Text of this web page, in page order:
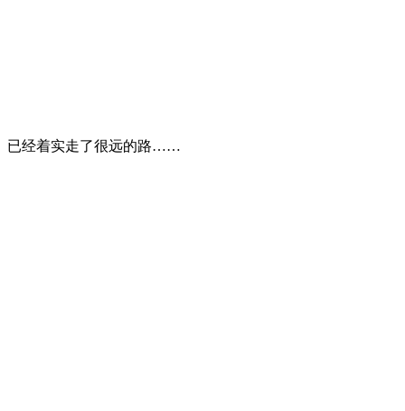
已经着实走了很远的路……